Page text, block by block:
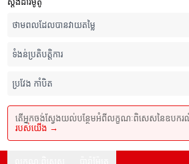
ថាមពលដែលបានវាយតម្លៃ
ទំងន់ប្រតិបត្តិការ
ប្រវែង កាំបិត
តើអ្នកចង់ស្វែងយល់បន្ថែមអំពីលក្ខណៈពិសេសនៃឧបករ
របស់យើង →